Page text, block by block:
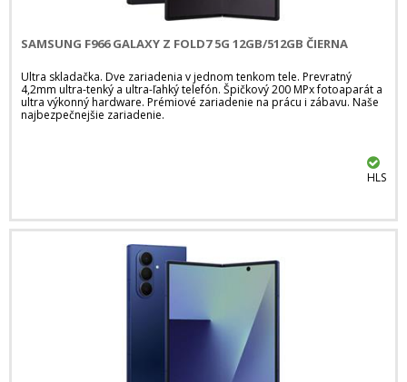
SAMSUNG F966 GALAXY Z FOLD7 5G 12GB/512GB ČIERNA
Ultra skladačka. Dve zariadenia v jednom tenkom tele. Prevratný
4,2mm ultra-tenký a ultra-ľahký telefón. Špičkový 200 MPx fotoaparát a
ultra výkonný hardware. Prémiové zariadenie na prácu i zábavu. Naše
najbezpečnejšie zariadenie.
HLS